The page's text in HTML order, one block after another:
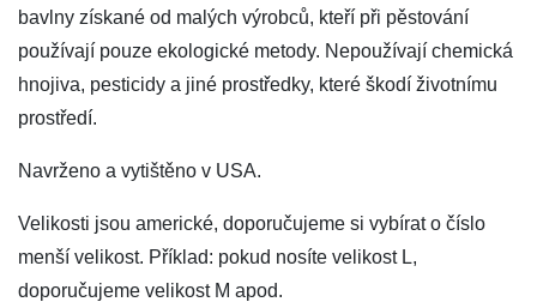
bavlny získané od malých výrobců, kteří při pěstování
používají pouze ekologické metody. Nepoužívají chemická
hnojiva, pesticidy a jiné prostředky, které škodí životnímu
prostředí.
Navrženo a vytištěno v USA.
Velikosti jsou americké, doporučujeme si vybírat o číslo
menší velikost. Příklad: pokud nosíte velikost L,
doporučujeme velikost M apod.